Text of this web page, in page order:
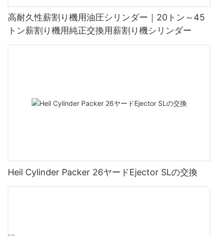
高耐久性薪割り機用油圧シリンダー｜20トン～45
トン薪割り機用純正交換用薪割り機シリンダー
Heil Cylinder Packer 26ヤードEjector SLの交換